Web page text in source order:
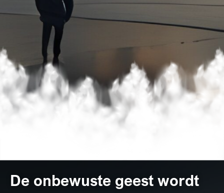
De onbewuste geest wordt